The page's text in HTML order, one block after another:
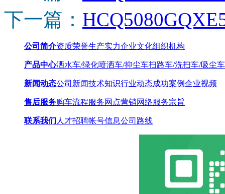
下一篇：
公司简介资质荣誉生产实力企业文化组织机构
产品中心洒水车/绿化喷洒车/抑尘车扫路车/洗扫车/吸尘车
新闻动态公司新闻技术知识行业动态成功案例企业视频
售后服务购车流程服务网点营销网络服务宗旨
联系我们 人才招聘帐号信息公司路线